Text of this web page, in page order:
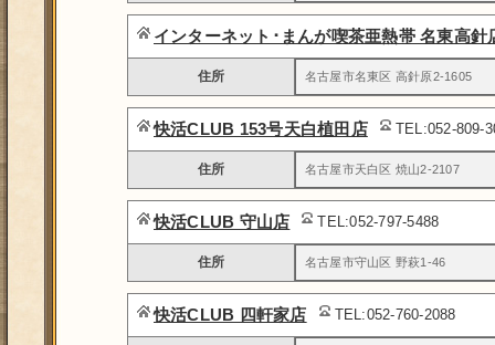
インターネット･まんが喫茶亜熱帯 名東高針
住所 名古屋市名東区 高針原2-1605
快活CLUB 153号天白植田店 TEL:052-809-
住所 名古屋市天白区 焼山2-2107
快活CLUB 守山店 TEL:052-797-5488
住所 名古屋市守山区 野萩1-46
快活CLUB 四軒家店 TEL:052-760-2088